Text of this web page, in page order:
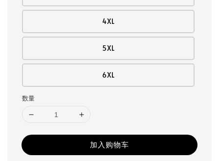
4XL
5XL
6XL
数量
加入购物车